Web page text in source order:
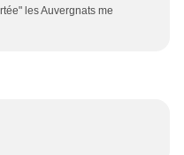
les Auvergnats me